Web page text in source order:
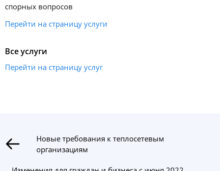
спорных вопросов
Перейти на страницу услуги
Все услуги
Перейти на страницу услуг
Новые требования к теплосетевым
организациям